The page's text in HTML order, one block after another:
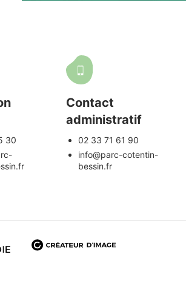
30
Contact
administratif
02 33 71 61 90
info@parc-cotentin-
bessin.fr